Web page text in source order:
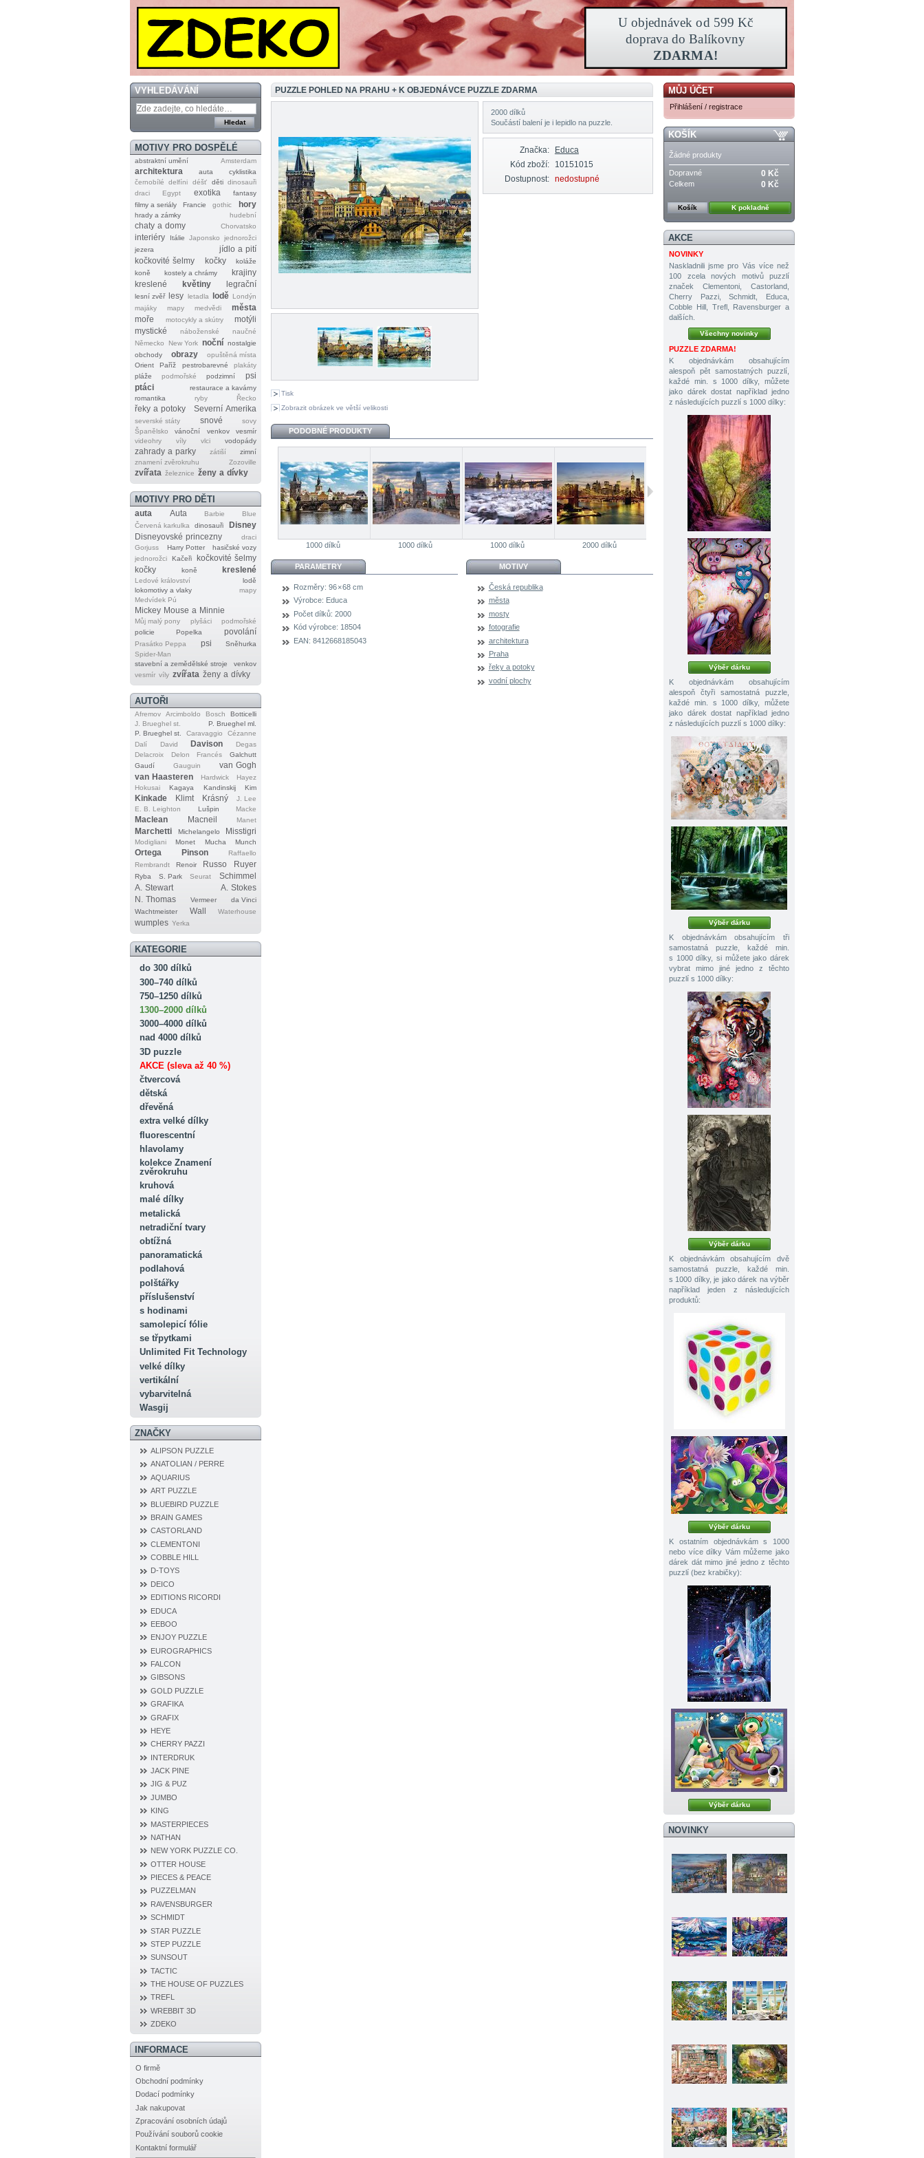
VYHLEDÁVÁNÍ
MOTIVY PRO DOSPĚLÉ
abstraktní umění Amsterdam
architektura auta
cyklistika
černobílé
delfíni déšť děti dinosauři
draci
Egypt exotika
fantasy
filmy a seriály
Francie gothic hory
hrady a zámky hudební
chaty a domy Chorvatsko
interiéry Itálie Japonsko
jednorožci
jezera
jídlo a pití
kočkovité šelmy
kočky
koláže
koně
kostely a chrámy
krajiny
kreslené
květiny legrační
lesní zvěř lesy letadla lodě Londýn
majáky
mapy medvědi
města
moře
motocykly a skútry
motýli
mystické
náboženské
naučné
Německo
New York noční nostalgie
obchody
obrazy
opuštěná místa
Orient
Paříž pestrobarevné
plakáty
pláže
podmořské podzimní
psi
ptáci
restaurace a kavárny
romantika
ryby Řecko
řeky a potoky Severní Amerika
severské státy snové
sovy
Španělsko
vánoční venkov
vesmír
videohry
víly vlci vodopády
zahrady a parky zátiší
zimní
znamení zvěrokruhu
Zozoville
zvířata železnice ženy a dívky
MOTIVY PRO DĚTI
auta Auta Barbie
Blue
Červená karkulka
dinosauři
Disney
Disneyovské princezny
draci
Gorjuss
Harry Potter
hasičské vozy
jednorožci
Kačeři
kočkovité šelmy
kočky
koně kreslené
Ledové království
lodě
lokomotivy a vlaky
mapy
Medvídek Pú
Mickey Mouse a Minnie
Můj malý pony plyšáci
podmořské
policie
Popelka povolání
Prasátko Peppa psi
Sněhurka
Spider‐Man
stavební a zemědělské stroje
venkov
vesmír víly zvířata ženy a dívky
AUTOŘI
Afremov Arcimboldo Bosch
Botticelli
J. Brueghel st.
P. Brueghel ml.
P. Brueghel st.
Caravaggio
Cézanne
Dalí
David Davison
Degas
Delacroix
Delon Francés
Galchutt
Gaudí
Gauguin
van Gogh
van Haasteren
Hardwick
Hayez
Hokusai
Kagaya Kandinskij Kim
Kinkade Klimt Krásný
J. Lee
E. B. Leighton
Lušpin Macke
Maclean Macneil Manet
Marchetti Michelangelo Misstigri
Modigliani Monet Mucha Munch
Ortega Pinson
Raffaello
Rembrandt
Renoir Russo Ruyer
Ryba S. Park Seurat
Schimmel
A. Stewart
A. Stokes
N. Thomas
Vermeer
da Vinci
Wachtmeister
Wall Waterhouse
wumples Yerka
KATEGORIE
do 300 dílků
300–740 dílků
750–1250 dílků
1300–2000 dílků
3000–4000 dílků
nad 4000 dílků
3D puzzle
AKCE (sleva až 40 %)
čtvercová
dětská
dřevěná
extra velké dílky
fluorescentní
hlavolamy
kolekce Znamení
zvěrokruhu
kruhová
malé dílky
metalická
netradiční tvary
obtížná
panoramatická
podlahová
polštářky
příslušenství
s hodinami
samolepicí fólie
se třpytkami
Unlimited Fit Technology
velké dílky
vertikální
vybarvitelná
Wasgij
ZNAČKY
ALIPSON PUZZLE
ANATOLIAN / PERRE
AQUARIUS
ART PUZZLE
BLUEBIRD PUZZLE
BRAIN GAMES
CASTORLAND
CLEMENTONI
COBBLE HILL
D‐TOYS
DEICO
EDITIONS RICORDI
EDUCA
EEBOO
ENJOY PUZZLE
EUROGRAPHICS
FALCON
GIBSONS
GOLD PUZZLE
GRAFIKA
GRAFIX
HEYE
CHERRY PAZZI
INTERDRUK
JACK PINE
JIG & PUZ
JUMBO
KING
MASTERPIECES
NATHAN
NEW YORK PUZZLE CO.
OTTER HOUSE
PIECES & PEACE
PUZZELMAN
RAVENSBURGER
SCHMIDT
STAR PUZZLE
STEP PUZZLE
SUNSOUT
TACTIC
THE HOUSE OF PUZZLES
TREFL
WREBBIT 3D
ZDEKO
INFORMACE
O firmě
Obchodní podmínky
Dodací podmínky
Jak nakupovat
Zpracování osobních údajů
Používání souborů cookie
Kontaktní formulář
PUZZLE POHLED NA PRAHU + K OBJEDNÁVCE PUZZLE ZDARMA
Tisk
Zobrazit obrázek ve větší velikosti
2000 dílků
Součástí balení je i lepidlo na puzzle.
Značka:
Educa
Kód zboží:
10151015
Dostupnost:
nedostupné
PODOBNÉ PRODUKTY
1000 dílků 1000 dílků 1000 dílků 2000 dílků 2000 dílků 1000 dílků
PARAMETRY
Rozměry: 96 × 68 cm
Výrobce: Educa
Počet dílků: 2000
Kód výrobce: 18504
EAN: 8412668185043
MOTIVY
Česká republika
města
mosty
fotografie
architektura
Praha
řeky a potoky
vodní plochy
MŮJ ÚČET
Přihlášení / registrace
KOŠÍK
Žádné produkty
Dopravné 0 Kč
Celkem 0 Kč
Košík K pokladně
AKCE
NOVINKY
Naskladnili jsme pro Vás více než
100 zcela nových motivů puzzlí
značek Clementoni, Castorland,
Cherry Pazzi, Schmidt, Educa,
Cobble Hill, Trefl, Ravensburger a
dalších.
Všechny novinky
PUZZLE ZDARMA!
K objednávkám obsahujícím
alespoň pět samostatných puzzlí,
každé min. s 1000 dílky, můžete
jako dárek dostat například jedno
z následujících puzzlí s 1000 dílky:
Výběr dárku
K objednávkám obsahujícím
alespoň čtyři samostatná puzzle,
každé min. s 1000 dílky, můžete
jako dárek dostat například jedno
z následujících puzzlí s 1000 dílky:
Výběr dárku
K objednávkám obsahujícím tři
samostatná puzzle, každé min.
s 1000 dílky, si můžete jako dárek
vybrat mimo jiné jedno z těchto
puzzlí s 1000 dílky:
Výběr dárku
K objednávkám obsahujícím dvě
samostatná puzzle, každé min.
s 1000 dílky, je jako dárek na výběr
například jeden z následujících
produktů:
Výběr dárku
K ostatním objednávkám s 1000
nebo více dílky Vám můžeme jako
dárek dát mimo jiné jedno z těchto
puzzlí (bez krabičky):
Výběr dárku
NOVINKY